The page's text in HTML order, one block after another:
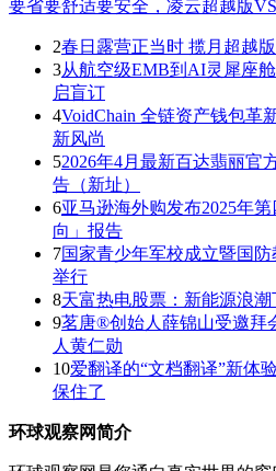
要省要舒适要安全，凌云超越版
2春日露营正当时 揽月超越
3从航空级EMB到AI灵犀座
启盲订
4VoidChain 全链资产钱包革
新风尚
52026年4月最新百达翡丽官
告（新址）
6亚马逊海外购发布2025年
向」报告
7国家青少年军校成立暨国
举行
8天富热电股票：新能源浪
9茗唐®创始人薛锦山受邀拜
人黄仁勋
10爱翻译的“文档翻译”新体
保住了
环球观察网简介